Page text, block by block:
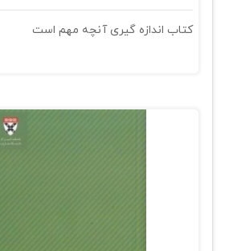
کتاب اندازه گیری آنچه مهم است